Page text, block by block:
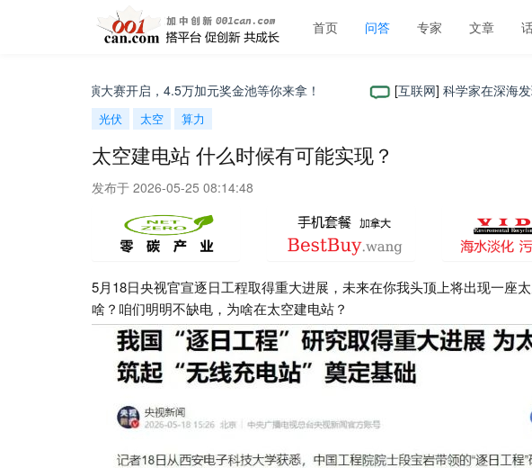
首页 问答 专家 文章
业路演大赛开启，4.5万加元奖金池等你来拿！ 互联网] 科学家在深海发现“第四
光伏 太空 算力
太空建电站 什么时候有可能实现？
发布于 2026-05-25 08:14:48
5月18日央视官宣逐日工程取得重大进展，未来在你我头顶上将出现一座
啥？咱们明明不缺电，为啥在太空建电站？